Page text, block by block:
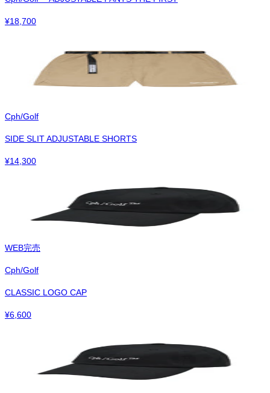
¥18,700
Cph/Golf
SIDE SLIT ADJUSTABLE SHORTS
¥14,300
WEB完売
Cph/Golf
CLASSIC LOGO CAP
¥6,600